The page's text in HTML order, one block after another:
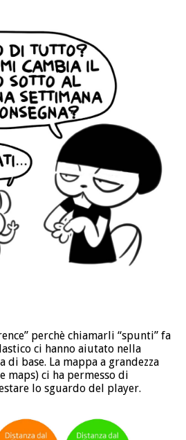
perchè chiamarli “spunti” fa
ci hanno aiutato nella
di base. La mappa a grandezza
maps) ci ha permesso di
lo sguardo del player.